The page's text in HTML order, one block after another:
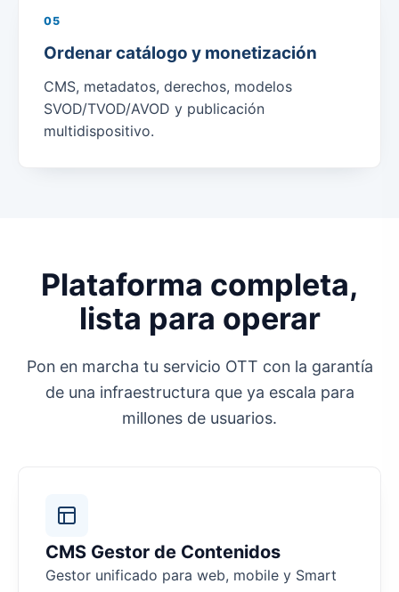
05
Ordenar catálogo y monetización
CMS, metadatos, derechos, modelos
SVOD/TVOD/AVOD y publicación
multidispositivo.
Plataforma completa,
lista para operar
Pon en marcha tu servicio OTT con la garantía
de una infraestructura que ya escala para
millones de usuarios.
CMS Gestor de Contenidos
Gestor unificado para web, mobile y Smart